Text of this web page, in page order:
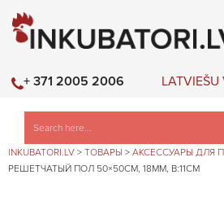
LATVIEŠU
+ 371 2005 2006
INKUBATORI.LV > ТОВАРЫ > АКСЕССУАРЫ ДЛЯ
РЕШЕТЧАТЫЙ ПОЛ 50×50СМ, 18ММ, В:11СМ